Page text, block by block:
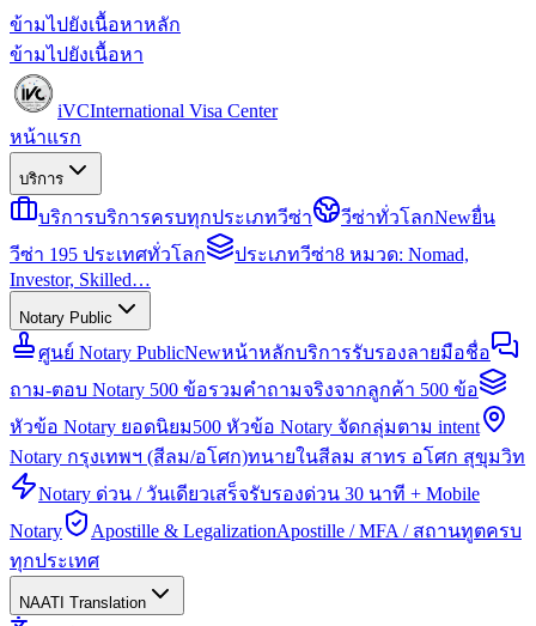
ข้ามไปยังเนื้อหาหลัก
ข้ามไปยังเนื้อหา
iVCInternational Visa Center
หน้าแรก
บริการ
บริการบริการครบทุกประเภทวีซ่า วีซ่าทั่วโลกNewยื่น
วีซ่า 195 ประเทศทั่วโลก
ประเภทวีซ่า8 หมวด: Nomad,
Investor, Skilled…
Notary Public
ศูนย์ Notary PublicNewหน้าหลักบริการรับรองลายมือชื่อ
ถาม-ตอบ Notary 500 ข้อรวมคำถามจริงจากลูกค้า 500 ข้อ
หัวข้อ Notary ยอดนิยม500 หัวข้อ Notary จัดกลุ่มตาม intent
Notary กรุงเทพฯ (สีลม/อโศก)ทนายในสีลม สาทร อโศก สุขุมวิท
Notary ด่วน / วันเดียวเสร็จรับรองด่วน 30 นาที + Mobile
Notary
Apostille & LegalizationApostille / MFA / สถานทูตครบ
ทุกประเทศ
NAATI Translation